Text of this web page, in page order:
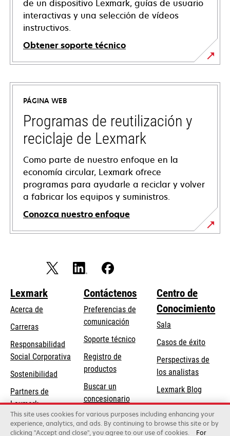
de un dispositivo Lexmark, guías de usuario
interactivas y una selección de vídeos
instructivos.
Obtener soporte técnico
opens
in
new
tab
PÁGINA WEB
Programas de reutilización y
reciclaje de Lexmark
Como parte de nuestro enfoque en la
economía circular, Lexmark ofrece
programas para ayudarle a reciclar y volver
a fabricar los equipos y suministros.
Conozca nuestro enfoque
Lexmark
Acerca de
Carreras
Responsabilidad
Social Corporativa opens
new
tab
Sostenibilidad
Partners de
Lexmark
Contáctenos
Preferencias de
comunicación
Soporte técnicoopens
Registro de
productos
Buscar un
concesionario
Centro de
Conocimiento
Sala
Casos de éxito
Perspectivas de
los analistas
Lexmark Blog
Lexmark International, Inc., una empresa de Xerox
This site uses cookies for various purposes including enhancing your
experience, analytics, and ads. By continuing to browse this site or by
clicking "Accept and close", you agree to our use of cookies.
For